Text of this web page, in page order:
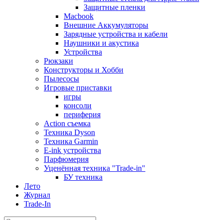
Защитные пленки
Macbook
Внешние Аккумуляторы
Зарядные устройства и кабели
Наушники и акустика
Устройства
Рюкзаки
Конструкторы и Хобби
Пылесосы
Игровые приставки
игры
консоли
периферия
Action съемка
Техника Dyson
Техника Garmin
E-ink устройства
Парфюмерия
Уценённая техника "Trade-in"
БУ техника
Лето
Журнал
Trade-In